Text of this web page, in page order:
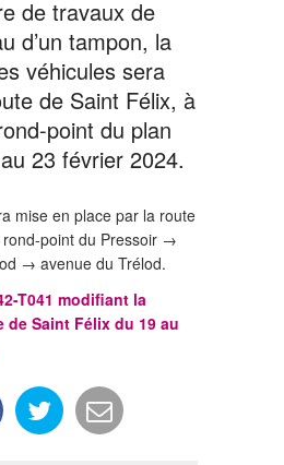
de travaux de
d’un tampon, la
véhicules sera
de Saint Félix, à
point du plan
23 février 2024.
mise en place par la route
rond-point du Pressoir →
→ avenue du Trélod.
T041 modifiant la
Saint Félix du 19 au